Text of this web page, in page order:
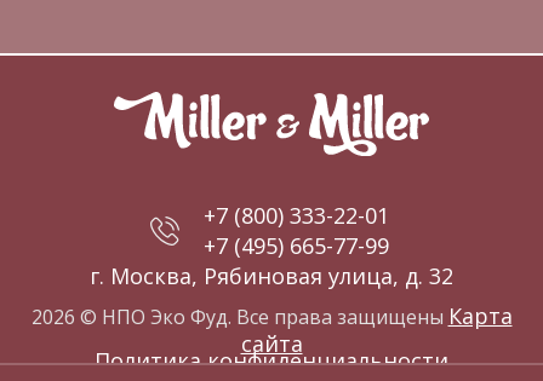
+7 (800) 333-22-01
+7 (495) 665-77-99
г. Москва, Рябиновая улица, д. 32
Политика конфиденциальности
2026 © НПО Эко Фуд. Все права защищены Карта
сайта